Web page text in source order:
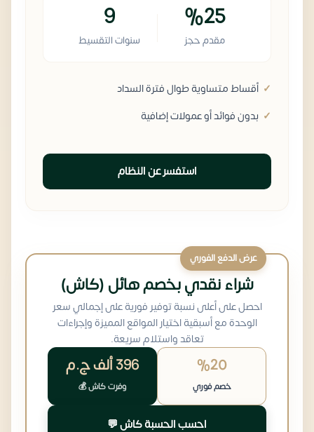
%25
مقدم حجز
9
سنوات التقسيط
أقساط متساوية طوال فترة السداد
بدون فوائد أو عمولات إضافية
استفسر عن النظام
عرض الدفع الفوري
شراء نقدي بخصم هائل (كاش)
احصل على أعلى نسبة توفير فورية على إجمالي سعر
الوحدة مع أسبقية اختيار المواقع المميزة وإجراءات
تعاقد واستلام سريعة.
%20
خصم فوري
396 ألف ج.م
وفرت كاش 💰
احسب الحسبة كاش 💬